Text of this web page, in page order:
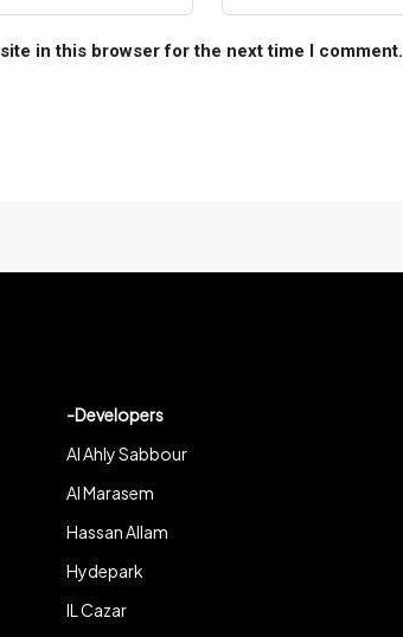
in this browser for the next time I comment.
-Developers
Al Ahly Sabbour
Al Marasem
Hassan Allam
Hydepark
IL Cazar